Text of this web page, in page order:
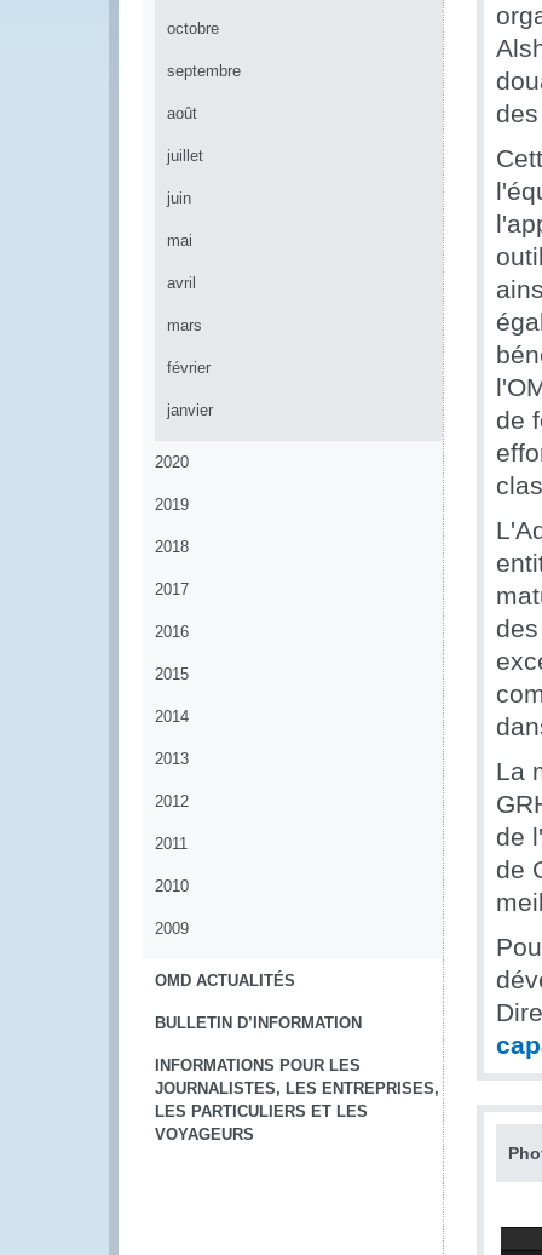
octobre
septembre
août
juillet
juin
mai
avril
mars
février
janvier
2020
2019
2018
2017
2016
2015
2014
2013
2012
2011
2010
2009
OMD ACTUALITÉS
BULLETIN D’INFORMATION
INFORMATIONS POUR LES
JOURNALISTES, LES ENTREPRISES,
LES PARTICULIERS ET LES
VOYAGEURS
de
La
de
de